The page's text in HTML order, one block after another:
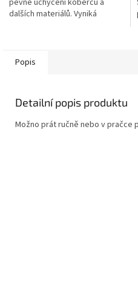
pevné uchycení koberců a
dalších materiálů. Vyniká
Popis
Detailní popis produktu
Možno prát ručně nebo v pračce